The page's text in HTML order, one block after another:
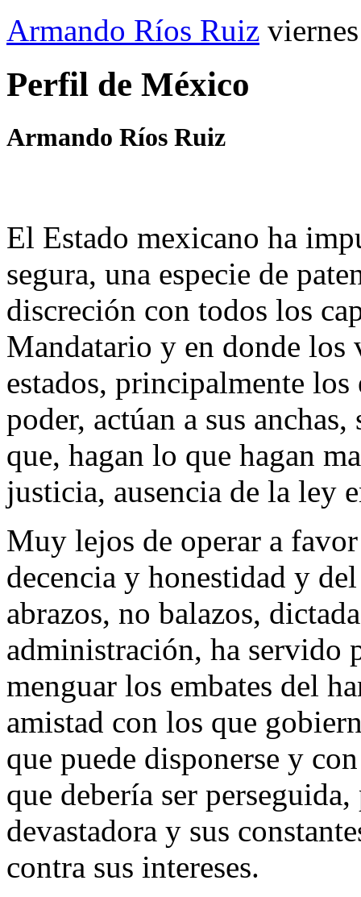
Armando Ríos Ruiz
Perfil de México
Armando Ríos Ruiz
El Estado mexicano ha
segura, una especie de
discreción con todos los
Mandatario y en donde los
estados, principalmente
poder, actúan a sus
que, hagan lo que hagan
justicia, ausencia de la ley
Muy lejos de operar a
decencia y honestidad y
abrazos, no balazos,
administración, ha servido
menguar los embates del
amistad con los que
que puede disponerse y
que debería ser
devastadora y sus
contra sus intereses.